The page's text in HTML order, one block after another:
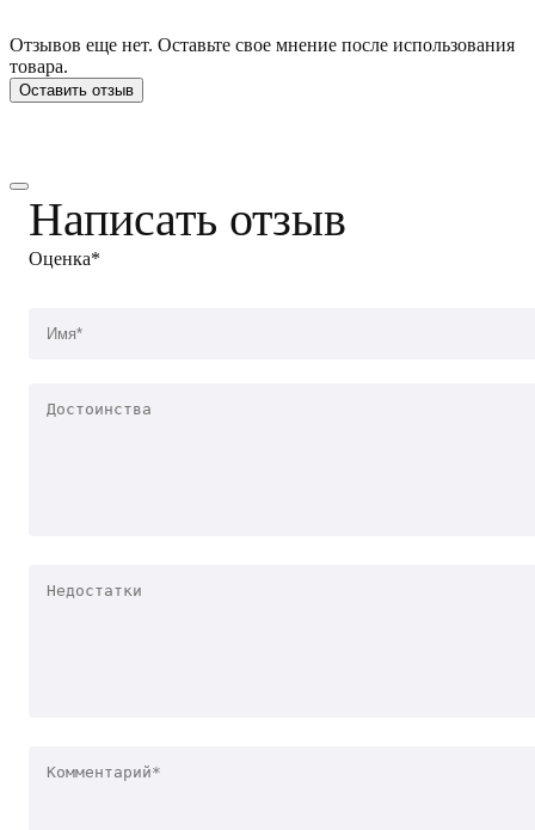
Отзывов еще нет. Оставьте свое мнение после использования
товара.
Оставить отзыв
Написать отзыв
Оценка*